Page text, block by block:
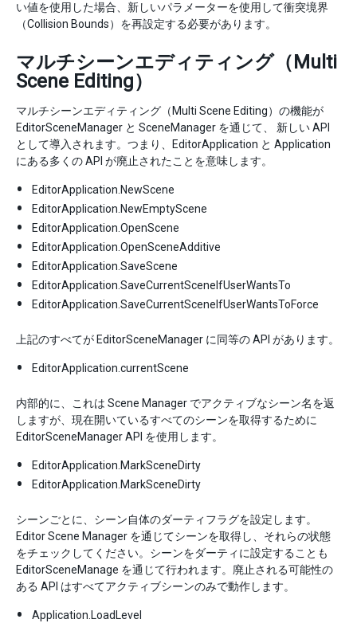
い値を使用した場合、新しいパラメーターを使用して衝突境界
（Collision Bounds）を再設定する必要があります。
マルチシーンエディティング（Multi
Scene Editing）
マルチシーンエディティング（Multi Scene Editing）の機能が
EditorSceneManager と SceneManager を通じて、 新しい API
として導入されます。つまり、EditorApplication と Application
にある多くの API が廃止されたことを意味します。
EditorApplication.NewScene
EditorApplication.NewEmptyScene
EditorApplication.OpenScene
EditorApplication.OpenSceneAdditive
EditorApplication.SaveScene
EditorApplication.SaveCurrentSceneIfUserWantsTo
EditorApplication.SaveCurrentSceneIfUserWantsToForce
上記のすべてが EditorSceneManager に同等の API があります。
EditorApplication.currentScene
内部的に、これは Scene Manager でアクティブなシーン名を返
しますが、現在開いているすべてのシーンを取得するために
EditorSceneManager API を使用します。
EditorApplication.MarkSceneDirty
EditorApplication.MarkSceneDirty
シーンごとに、シーン自体のダーティフラグを設定します。
Editor Scene Manager を通じてシーンを取得し、それらの状態
をチェックしてください。シーンをダーティに設定することも
EditorSceneManage を通じて行われます。廃止される可能性の
ある API はすべてアクティブシーンのみで動作します。
Application.LoadLevel